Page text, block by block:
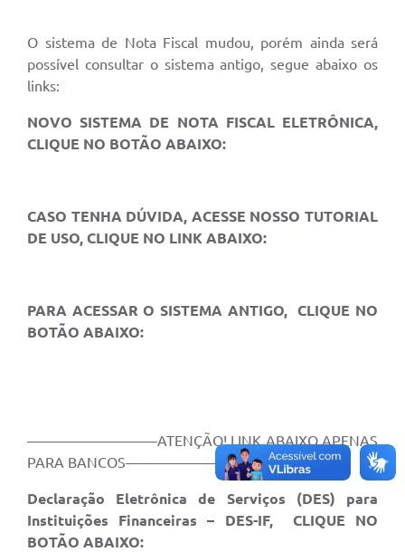
O sistema de Nota Fiscal mudou, porém ainda será
possível consultar o sistema antigo, segue abaixo os
links:
NOVO SISTEMA DE NOTA FISCAL ELETRÔNICA,
CLIQUE NO BOTÃO ABAIXO:
CASO TENHA DÚVIDA, ACESSE NOSSO TUTORIAL
DE USO, CLIQUE NO LINK ABAIXO:
PARA ACESSAR O SISTEMA ANTIGO, CLIQUE NO
BOTÃO ABAIXO:
—————————ATENÇÃO! LINK ABAIXO APENAS
PARA BANCOS————————-
Declaração Eletrônica de Serviços (DES) para
Instituições Financeiras – DES-IF, CLIQUE NO
BOTÃO ABAIXO: